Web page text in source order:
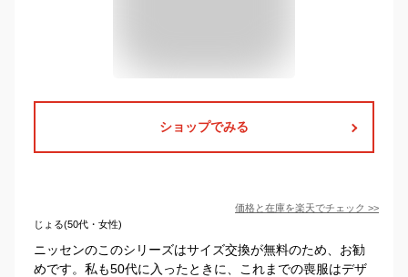
ショップでみる
価格と在庫を楽天でチェック >>
じょる(50代・女性)
ニッセンのこのシリーズはサイズ交換が無料のため、お勧
めです。私も50代に入ったときに、これまでの喪服はデザ